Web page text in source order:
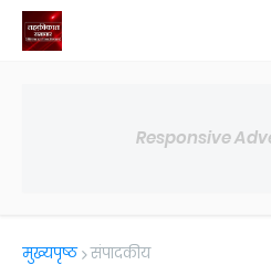
Responsive
मुख्यपृष्ठ संपादकीय